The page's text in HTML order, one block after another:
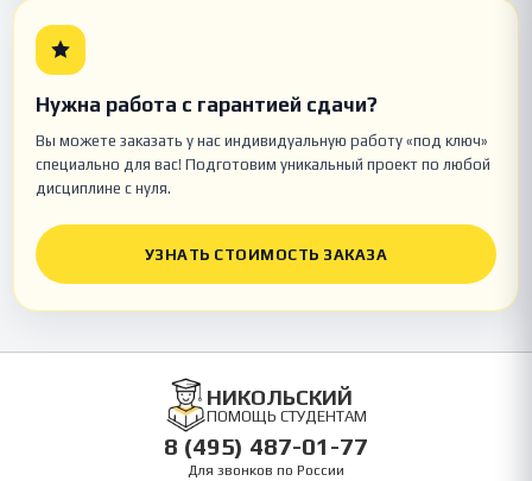
Нужна работа с гарантией сдачи?
Вы можете заказать у нас индивидуальную работу «под ключ»
специально для вас! Подготовим уникальный проект по любой
дисциплине с нуля.
УЗНАТЬ СТОИМОСТЬ ЗАКАЗА
НИКОЛЬСКИЙ
ПОМОЩЬ СТУДЕНТАМ
8 (495) 487-01-77
Для звонков по России